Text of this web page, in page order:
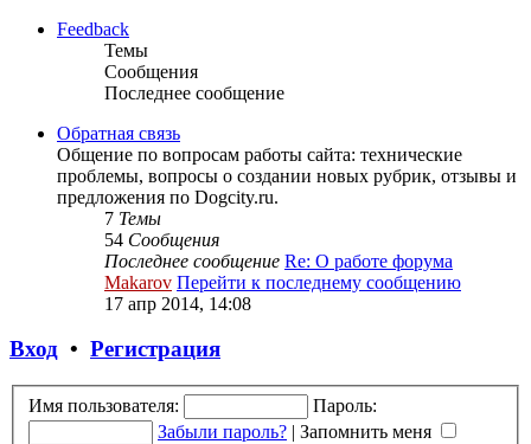
Feedback
Темы
Сообщения
Последнее сообщение
Обратная связь
Общение по вопросам работы сайта: технические
проблемы, вопросы о создании новых рубрик, отзывы и
предложения по Dogcity.ru.
7 Темы
54 Сообщения
Последнее сообщение Re: О работе форума
Makarov Перейти к последнему сообщению
17 апр 2014, 14:08
Вход • Регистрация
Имя пользователя:
Пароль:
Забыли пароль? | Запомнить меня